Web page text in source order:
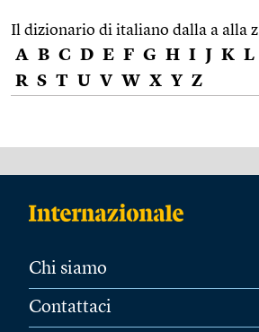
Il dizionario di italiano dalla a alla z
A B C D E F G H I J K L
R S T U V W X Y Z
Chi siamo
Contattaci